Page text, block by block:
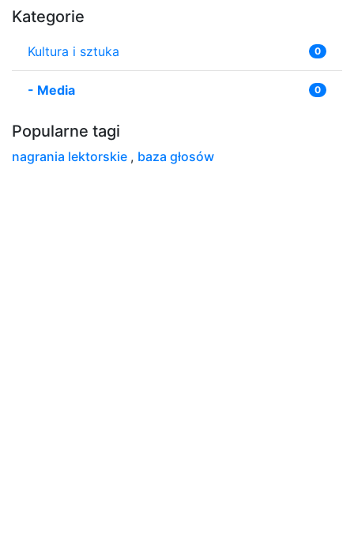
Kategorie
Kultura i sztuka 0
- Media 0
Popularne tagi
nagrania lektorskie , baza głosów